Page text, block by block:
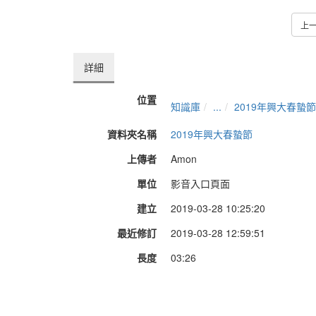
上
詳細
位置 知識庫 ...
2019年興大春蟄節
資料夾名稱
2019年興大春蟄節
上傳者
Amon
單位
影音入口頁面
建立
2019-03-28 10:25:20
最近修訂
2019-03-28 12:59:51
長度
03:26